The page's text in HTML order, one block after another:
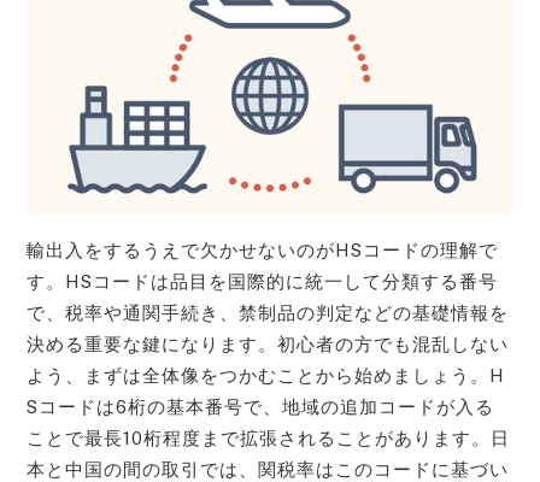
輸出入をするうえで欠かせないのがHSコードの理解で
す。HSコードは品目を国際的に統一して分類する番号
で、税率や通関手続き、禁制品の判定などの基礎情報を
決める重要な鍵になります。初心者の方でも混乱しない
よう、まずは全体像をつかむことから始めましょう。H
Sコードは6桁の基本番号で、地域の追加コードが入る
ことで最長10桁程度まで拡張されることがあります。日
本と中国の間の取引では、関税率はこのコードに基づい